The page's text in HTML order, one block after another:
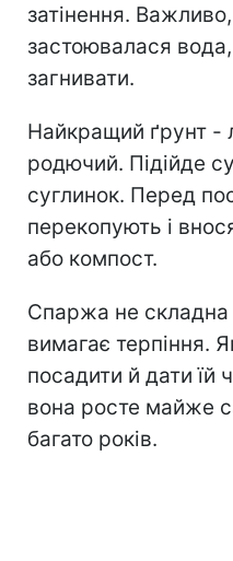
затінення.
застоювалася
загнивати.
Найкращий ґрунт -
родючий. Підійде
суглинок. Перед
перекопують і
або компост.
Спаржа не складна
вимагає терпіння.
посадити й дати їй
вона росте майже
багато років.